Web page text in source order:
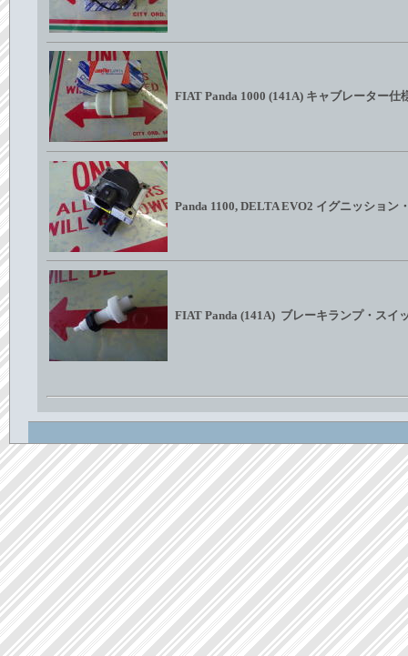
FIAT Panda 1000 (141A) キャブレータ
Panda 1100, DELTA EVO2 イグニッシ
FIAT Panda (141A) ブレーキランプ・